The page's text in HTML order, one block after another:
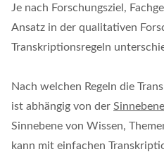
Je nach Forschungsziel,
Ansatz in der qualitativen
Transkriptionsregeln
Nach welchen Regeln die
ist abhängig von der Sinnebene
Sinnebene von Wissen,
kann mit einfachen